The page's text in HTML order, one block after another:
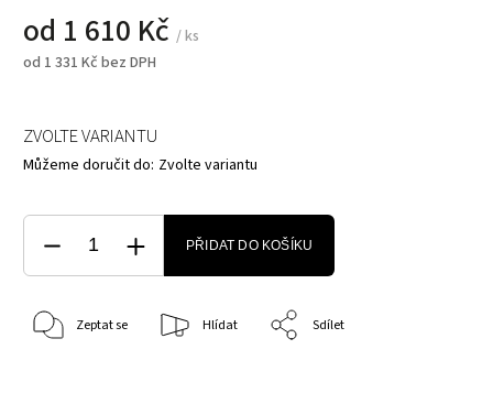
od 1 610 Kč / ks
od 1 331 Kč bez DPH
ZVOLTE VARIANTU
Můžeme doručit do: Zvolte variantu
PŘIDAT DO KOŠÍKU
Zeptat se Hlídat Sdílet